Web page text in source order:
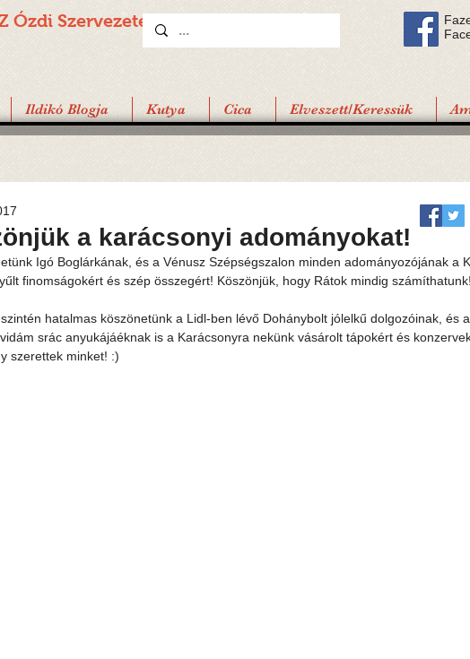
Ózdi Szervezete
Ildikó Blogja Kutya Cica Elveszett/Keressük
a karácsonyi adományokat!
Igó Boglárkának, és a Vénusz Szépségszalon minden adományozójának a
finomságokért és szép összegért! Köszönjük, hogy Rátok mindig számíthatunk!
hatalmas köszönetünk a Lidl-ben lévő Dohánybolt jólelkű dolgozóinak, és
srác anyukájáéknak is a Karácsonyra nekünk vásárolt tápokért és
szerettek minket! :)